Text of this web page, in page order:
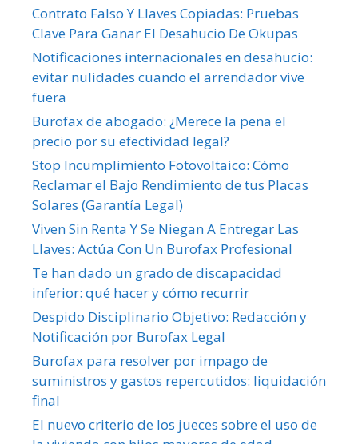
Contrato Falso Y Llaves Copiadas: Pruebas
Clave Para Ganar El Desahucio De Okupas
Notificaciones internacionales en desahucio:
evitar nulidades cuando el arrendador vive
fuera
Burofax de abogado: ¿Merece la pena el
precio por su efectividad legal?
Stop Incumplimiento Fotovoltaico: Cómo
Reclamar el Bajo Rendimiento de tus Placas
Solares (Garantía Legal)
Viven Sin Renta Y Se Niegan A Entregar Las
Llaves: Actúa Con Un Burofax Profesional
Te han dado un grado de discapacidad
inferior: qué hacer y cómo recurrir
Despido Disciplinario Objetivo: Redacción y
Notificación por Burofax Legal
Burofax para resolver por impago de
suministros y gastos repercutidos: liquidación
final
El nuevo criterio de los jueces sobre el uso de